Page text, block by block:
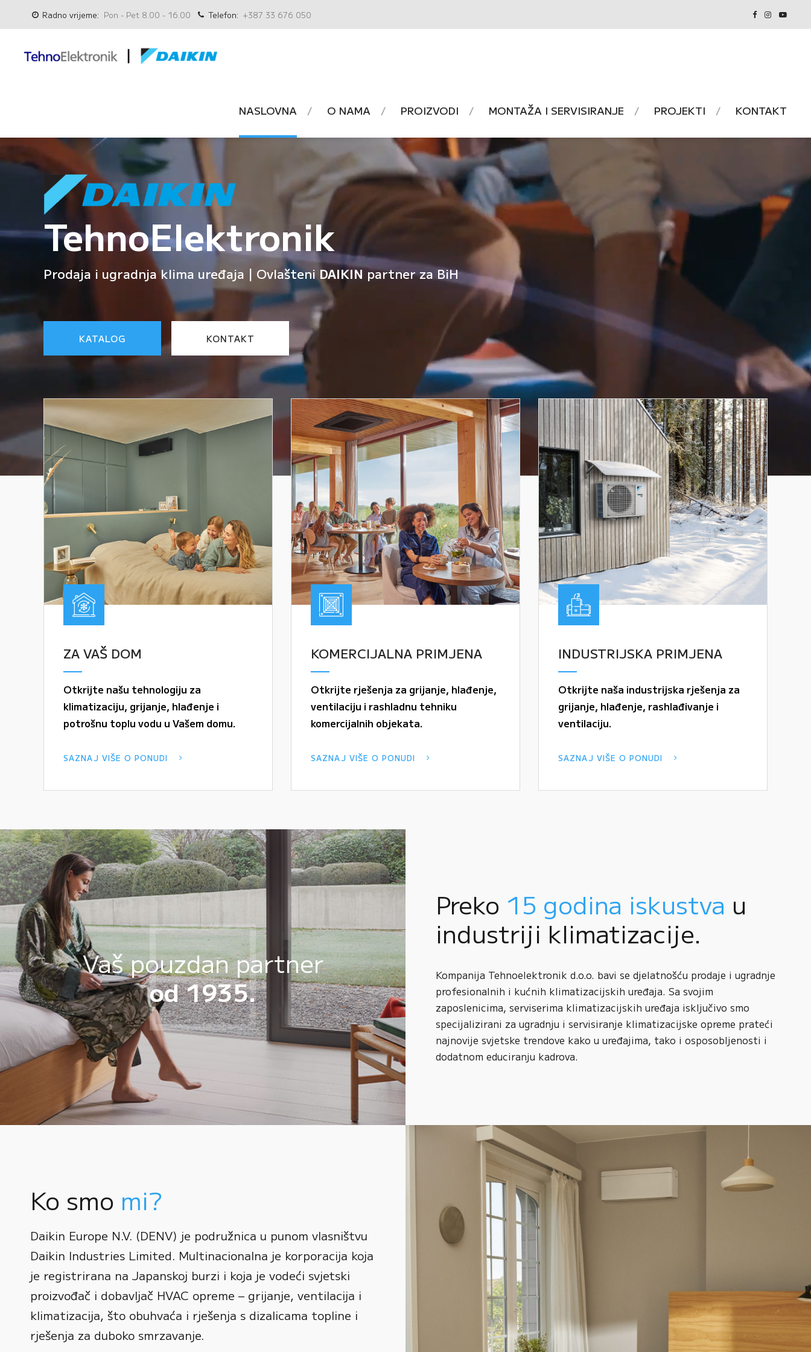
Radno vrijeme: Pon - Pet 8.00 - 16.00 Telefon: +387 33 676 050
NASLOVNA O NAMA PROIZVODI MONTAŽA I SERVISIRANJE PROJEKTI KONTAKT
TehnoElektronik
Prodaja i ugradnja klima uređaja | Ovlašteni DAIKINpartner za BiH
KATALOG KONTAKT
ZA VAŠ DOM
Otkrijte našu tehnologiju za
klimatizaciju, grijanje, hlađenje i
potrošnu toplu vodu u Vašem domu.
SAZNAJ VIŠE O PONUDI
KOMERCIJALNA PRIMJENA
Otkrijte rješenja za grijanje, hlađenje,
ventilaciju i rashladnu tehniku
komercijalnih objekata.
SAZNAJ VIŠE O PONUDI
INDUSTRIJSKA PRIMJENA
Otkrijte naša industrijska rješenja za
grijanje, hlađenje, rashlađivanje i
ventilaciju.
SAZNAJ VIŠE O PONUDI
Vaš pouzdan partner
od 1935.
Preko 15 godina iskustva u
industriji klimatizacije.
Kompanija Tehnoelektronik d.o.o. bavi se djelatnošću prodaje i ugradnje
profesionalnih i kućnih klimatizacijskih uređaja. Sa svojim
zaposlenicima, serviserima klimatizacijskih uređaja isključivo smo
specijalizirani za ugradnju i servisiranje klimatizacijske opreme prateći
najnovije svjetske trendove kako u uređajima, tako i osposobljenosti i
dodatnom educiranju kadrova.
Ko smo mi?
Daikin Europe N.V. (DENV) je podružnica u punom vlasništvu
Daikin Industries Limited. Multinacionalna je korporacija koja
je registrirana na Japanskoj burzi i koja je vodeći svjetski
proizvođač i dobavljač HVAC opreme – grijanje, ventilacija i
klimatizacija, što obuhvaća i rješenja s dizalicama topline i
rješenja za duboko smrzavanje.
0
1
2
3
4
0
1
2
3
0
1
2
0